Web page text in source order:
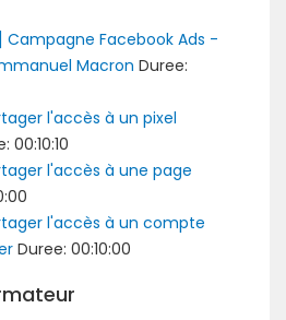
Facebook Ads -
Macron Duree:
l'accès à un pixel
00:10:10
l'accès à une page
l'accès à un compte
Duree: 00:10:00